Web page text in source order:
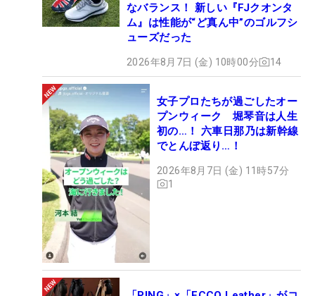
なバランス！ 新しい『FJクオンタ
ム』は性能が“ど真ん中”のゴルフシ
ューズだった
2026年8月7日 (金) 10時00分 14
女子プロたちが過ごしたオー
プンウィーク 堀琴音は人生
初の…！ 六車日那乃は新幹線
でとんぼ返り…！
2026年8月7日 (金) 11時57分
1